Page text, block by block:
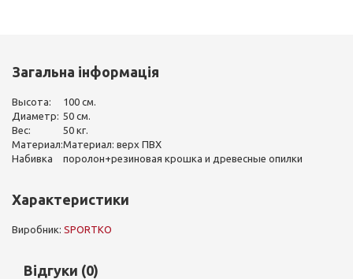
Загальна інформація
Высота:
100 см.
Диаметр: 50 см.
Вес:
50 кг.
Материал:Материал: верх ПВХ
Набивка
поролон+резиновая крошка и древесные опилки
Характеристики
Виробник: SPORTKO
Відгуки (0)